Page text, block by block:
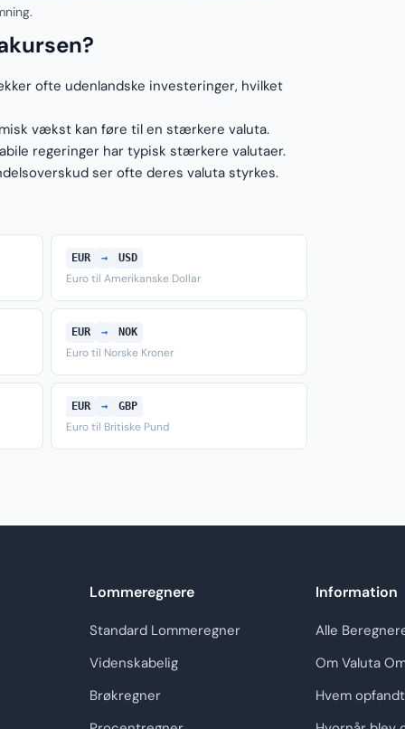
ofte udenlandske investeringer, hvilket
vækst kan føre til en stærkere valuta.
regeringer har typisk stærkere valutaer.
ser ofte deres valuta styrkes.
EUR → USD
Euro til Amerikanske Dollar
EUR → NOK
Euro til Norske Kroner
EUR → GBP
Euro til Britiske Pund
Lommeregnere
Standard Lommeregner
Videnskabelig
Brøkregner
Information
Alle
Om Valuta
Hvem